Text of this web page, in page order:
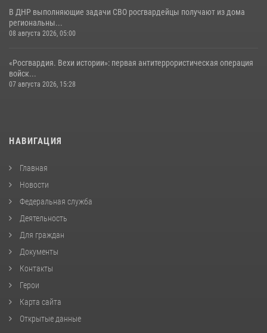
В ДНР выполняющие задачи СВО росгвардейцы получают из дома
региональны...
08 августа 2026, 05:00
«Росгвардия. Вехи истории»: первая антитеррористическая операция
войск...
07 августа 2026, 15:28
НАВИГАЦИЯ
Главная
Новости
Федеральная служба
Деятельность
Для граждан
Документы
Контакты
Герои
Карта сайта
Открытые данные